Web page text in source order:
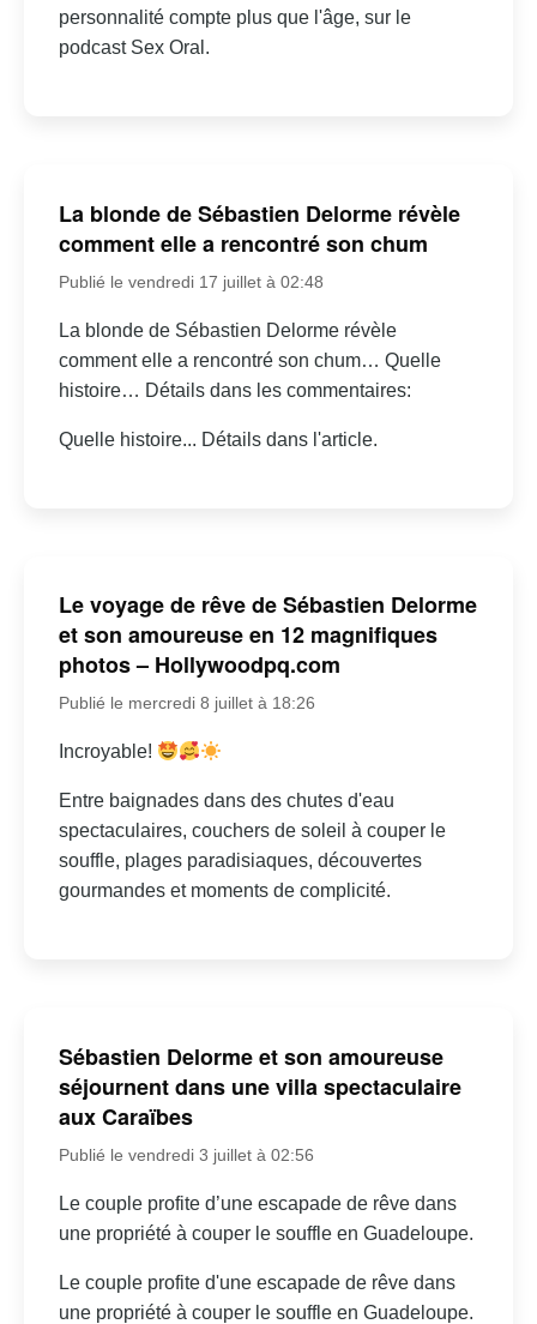
personnalité compte plus que l'âge, sur le
podcast Sex Oral.
La blonde de Sébastien Delorme révèle
comment elle a rencontré son chum
Publié le vendredi 17 juillet à 02:48
La blonde de Sébastien Delorme révèle
comment elle a rencontré son chum… Quelle
histoire… Détails dans les commentaires:
Quelle histoire... Détails dans l'article.
Le voyage de rêve de Sébastien Delorme
et son amoureuse en 12 magnifiques
photos – Hollywoodpq.com
Publié le mercredi 8 juillet à 18:26
Incroyable!
Entre baignades dans des chutes d'eau
spectaculaires, couchers de soleil à couper le
souffle, plages paradisiaques, découvertes
gourmandes et moments de complicité.
Sébastien Delorme et son amoureuse
séjournent dans une villa spectaculaire
aux Caraïbes
Publié le vendredi 3 juillet à 02:56
Le couple profite d’une escapade de rêve dans
une propriété à couper le souffle en Guadeloupe.
Le couple profite d'une escapade de rêve dans
une propriété à couper le souffle en Guadeloupe.